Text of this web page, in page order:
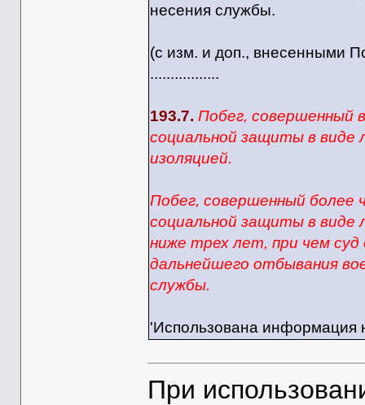
несения службы.
(с изм. и доп., внесенными
.................
193.7. Побег, совершенный
социальной защиты в виде
изоляцией.
Побег, совершенный более
социальной защиты в виде
ниже трех лет, при чем суд
дальнейшего отбывания
службы.
'Использована информация
При